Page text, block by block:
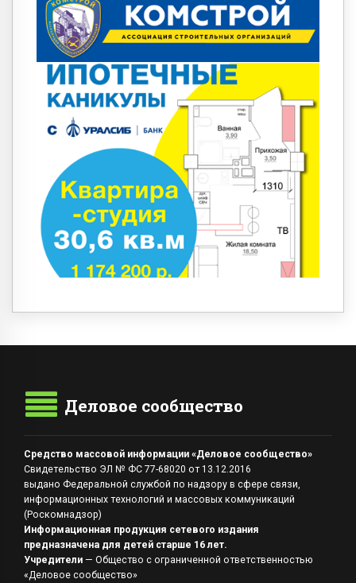
Деловое сообщество
Средство массовой информации «Деловое сообщество»
Свидетельство ЭЛ № ФС 77-68020 от 13.12.2016
выдано Федеральной службой по надзору в сфере связи,
информационных технологий и массовых коммуникаций
(Роскомнадзор)
Информационная продукция сетевого издания
предназначена для детей старше 16 лет.
Учредители — Общество с ограниченной ответственностью
«Деловое сообщество»